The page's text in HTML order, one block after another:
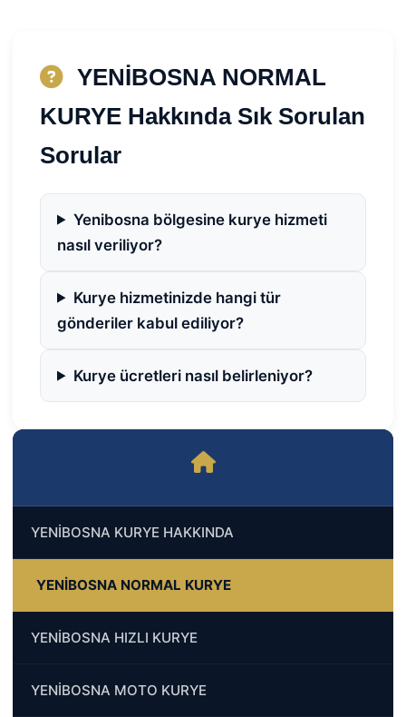
YENİBOSNA KURYE HAKKINDA
YENİBOSNA NORMAL KURYE
YENİBOSNA HIZLI KURYE
YENİBOSNA MOTO KURYE
YENİBOSNA NORMAL
KURYE Hakkında Sık Sorulan
Sorular
Yenibosna bölgesine kurye hizmeti
nasıl veriliyor?
Kurye hizmetinizde hangi tür
gönderiler kabul ediliyor?
Kurye ücretleri nasıl belirleniyor?